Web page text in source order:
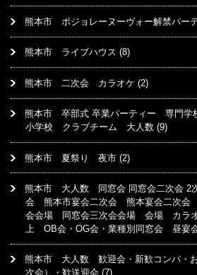
熊本市 ボジョレーヌーヴォー解禁パー
熊本市 ライブハウス (8)
熊本市 二次会 カラオケ (2)
熊本市 卒部式 卒業パーティー 専
小学校 クラブチーム 大人数 (9)
熊本市 夏祭り 夜市 (2)
熊本市 大人数 同窓会 同窓会二次会
会 熊本市宴会二次会 熊本宴会二次
会会場 同窓会三次会会場 会場 カラ
上 OB会・OG会・業種別同窓会 昼
熊本市 大人数 歓迎会・新歓コンパ・
次会）・歓送迎会 (7)